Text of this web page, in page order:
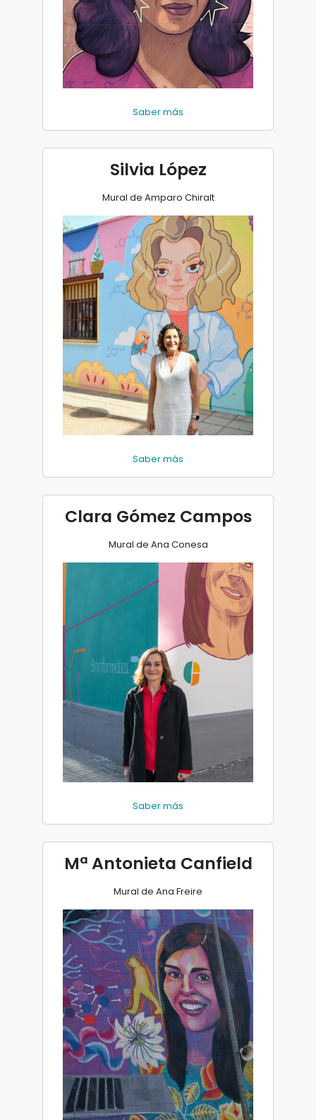
Saber más
Silvia López
Mural de Amparo Chiralt
Saber más
Clara Gómez Campos
Mural de Ana Conesa
Saber más
Mª Antonieta Canfield
Mural de Ana Freire